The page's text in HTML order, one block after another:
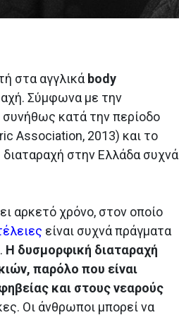
στα αγγλικά body
Σύμφωνα με την
συνήθως κατά την περίοδο
Association, 2013) και το
διαταραχή στην Ελλάδα συχνά
αρκετό χρόνο, στον οποίο
είναι συχνά πράγματα
Η δυσμορφική διαταραχή
παρόλο που είναι
και στους νεαρούς
Οι άνθρωποι μπορεί να